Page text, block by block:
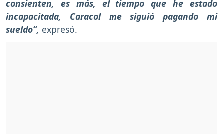
consienten, es más, el tiempo que he estado
incapacitada, Caracol me siguió pagando mi
sueldo”, expresó.